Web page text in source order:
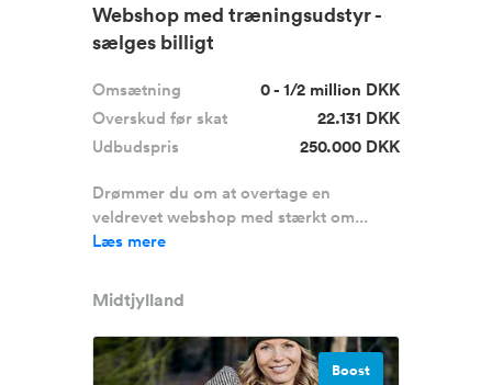
Webshop med træningsudstyr -
sælges billigt
Omsætning
0 - 1/2 million DKK
Overskud før skat
22.131 DKK
Udbudspris
250.000 DKK
Drømmer du om at overtage en
veldrevet webshop med stærkt om...
Læs mere
Midtjylland
Boost